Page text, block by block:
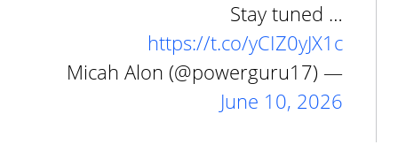
Stay tuned …
https://t.co/yCIZ0yJX1c
— Micah Alon (@powerguru17)
June 10, 2026